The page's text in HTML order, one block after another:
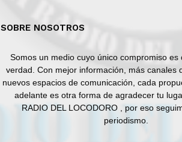
SOBRE NOSOTROS
Somos un medio cuyo único compromiso es
verdad. Con mejor información, más canales
nuevos espacios de comunicación, cada
adelante es otra forma de agradecer tu
RADIO DEL LOCODORO , por eso
periodismo.